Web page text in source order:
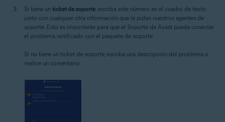
Si tiene un ticket de soporte, escriba este número en el cuadro de texto
junto con cualquier otra información que le pidan nuestros agentes de
soporte. Esto es importante para que el Soporte de Avast pueda conectar
el problema notificado con el paquete de soporte.
Si no tiene un ticket de soporte, escriba una descripción del problema o
realice un comentario.